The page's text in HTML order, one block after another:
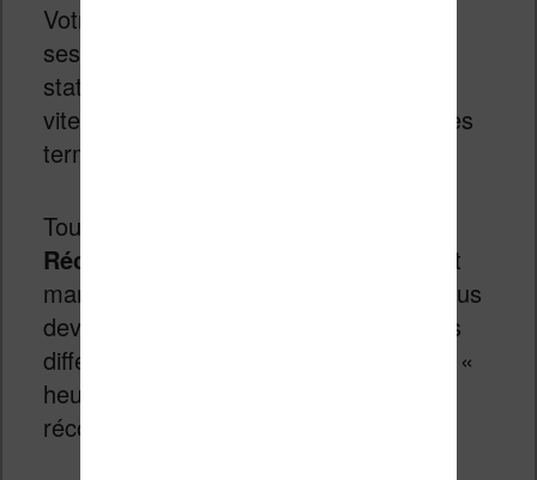
Votre liseuse va enregistrer toutes vos
sessions de lecture pour en tirer des
statistiques : temps de lecture total,
vitesse de lecture, pourcentage de livres
terminés, nombre de livres finis, etc.
Tout ceci est complété par des «
Récompenses
» virtuelles qui viennent
marquer ces activités. Par exemple, vous
devrez lire à la même heure sur 5 jours
différents pour recevoir la récompense «
heure de lecture préférée ». Il y a 16
récompenses de ce genre.